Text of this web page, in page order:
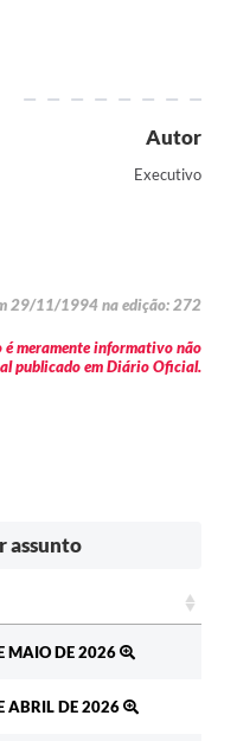
Autor
Executivo
29/11/1994 na edição: 272
meramente informativo não
publicado em Diário Oficial.
assunto
MAIO DE 2026
ABRIL DE 2026